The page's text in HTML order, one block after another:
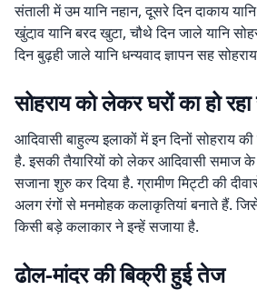
संताली में उम यानि नहान, दूसरे दिन दाकाय
खुंटा़व यानि बरद खुटा, चौथे दिन जाले यानि
दिन बुढ़ही जाले यानि धन्यवाद ज्ञापन सह
सोहराय को लेकर घरों का हो
आदिवासी बाहुल्य इलाकों में इन दिनों सोहराय
है. इसकी तैयारियों को लेकर आदिवासी समाज
सजाना शुरु कर दिया है. ग्रामीण मिट्टी की
अलग रंगों से मनमोहक कलाकृतियां बनाते हैं.
किसी बड़े कलाकार ने इन्हें सजाया है.
ढोल-मांदर की बिक्री हुई तेज